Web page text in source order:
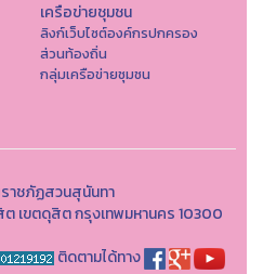
เครือข่ายชุมชน
ลิงก์เว็บไซต์องค์กรปกครอง
ส่วนท้องถิ่น
กลุ่มเครือข่ายชุมชน
าชภัฏสวนสุนันทา
เขตดุสิต กรุงเทพมหานคร 10300
ติดตามได้ทาง